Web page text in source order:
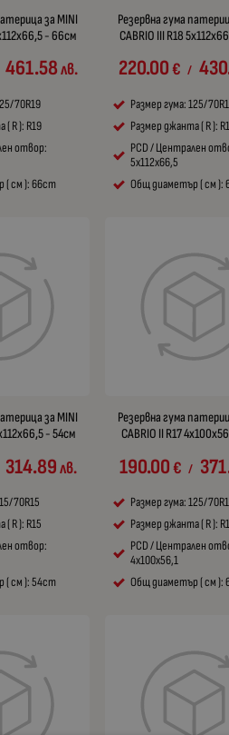
за MINI
- 66см
461.58лв.
70R19
R ): R19
отвор:
см ): 66cm
Резервна гума
CABRIO III R18
220.00€ /
Размер гума: 125/
Размер джанта ( R ):
PCD / Централен
5x112x66,5
Общ диаметър ( см ):
за MINI
- 54см
314.89лв.
70R15
R ): R15
отвор:
см ): 54cm
Резервна гума
CABRIO II R17
190.00€ /
Размер гума: 125/
Размер джанта ( R ):
PCD / Централен
4x100x56,1
Общ диаметър ( см ):